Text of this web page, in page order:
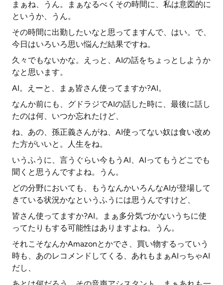
まぁね、うん。まぁなるべくその時間に、私は意図的に
というか、うん。
その時間に出勤したいなと思ってますんで、はい。で、
今日はいろいろ思い悩んだ結果ですね。
久々でもないかな。えっと、AIの話をちょっとしようか
なと思います。
AI。えーと、まぁ皆さん使ってますか?AI。
なんか前にも、グドラジでAIの話した時に、最後に話し
たのは何、いつか忘れたけど、
ね、あの、孫正義さんがね、AI使ってない奴は食い改め
た方がいいと。人生をね。
いうふうに、言うぐらい今もうAI、AIってもうどこでも
聞くと思うんですよね。うん。
どの分野においても、もうなんかいろんなAIが登場して
きている状況かなというふうには思うんですけど、
皆さん使ってますか?AI。まぁ多分気づかないうちに使
ってたりもする可能性はありますよね。うん。
それこそなんかAmazonとかでさ、買い物するっていう
時も、あのレコメンドしてくる、あれもまぁAIっちゃAI
だし、